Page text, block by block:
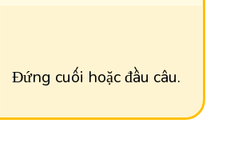
Đứng cuối hoặc đầu câu.